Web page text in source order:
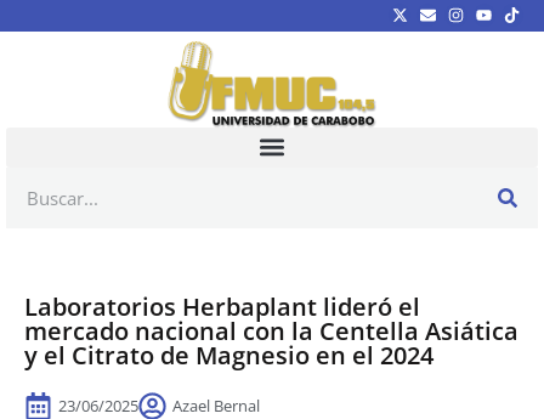
Laboratorios Herbaplant lideró el
mercado nacional con la Centella Asiática
y el Citrato de Magnesio en el 2024
23/06/2025 Azael Bernal